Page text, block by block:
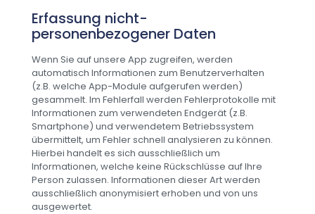
Erfassung nicht-
personenbezogener Daten
Wenn Sie auf unsere App zugreifen, werden
automatisch Informationen zum Benutzerverhalten
(z.B. welche App-Module aufgerufen werden)
gesammelt. Im Fehlerfall werden Fehlerprotokolle mit
Informationen zum verwendeten Endgerät (z.B.
Smartphone) und verwendetem Betriebssystem
übermittelt, um Fehler schnell analysieren zu können.
Hierbei handelt es sich ausschließlich um
Informationen, welche keine Rückschlüsse auf Ihre
Person zulassen. Informationen dieser Art werden
ausschließlich anonymisiert erhoben und von uns
ausgewertet.